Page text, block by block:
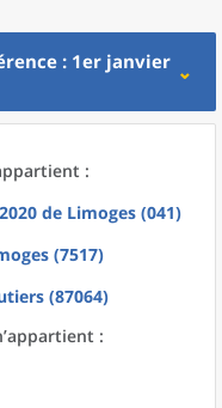
: 1er janvier
:
de Limoges (041)
(7517)
(87064)
: